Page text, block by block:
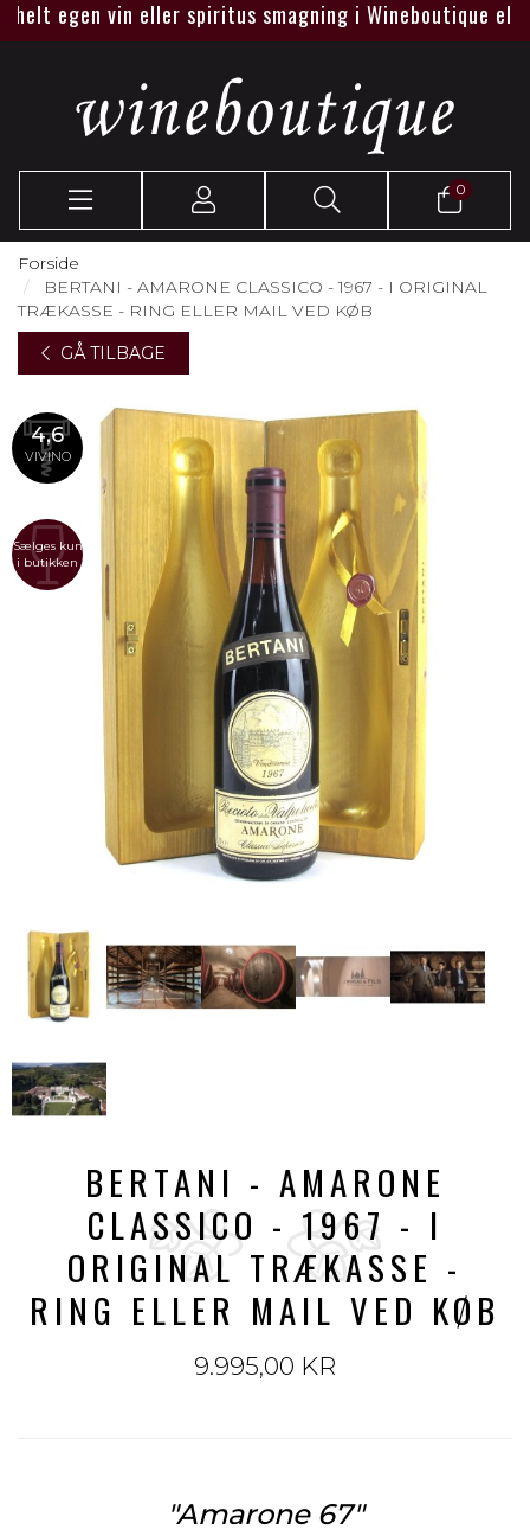
egen vin eller spiritus smagning i Wineboutique eller
0
Forside
BERTANI - AMARONE CLASSICO - 1967 - I ORIGINAL
TRÆKASSE - RING ELLER MAIL VED KØB
GÅ TILBAGE
4,6
VIVINO
Sælges kun
i butikken
BERTANI - AMARONE
CLASSICO - 1967 - I
ORIGINAL TRÆKASSE -
RING ELLER MAIL VED KØB
9.995,00 KR
"Amarone 67"